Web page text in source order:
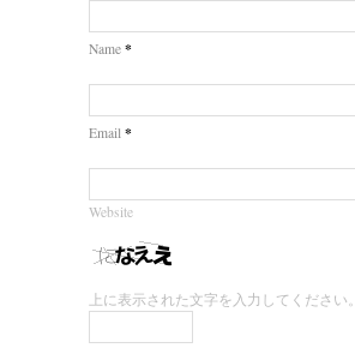
Name *
Email *
Website
上に表示された文字を入力してください。